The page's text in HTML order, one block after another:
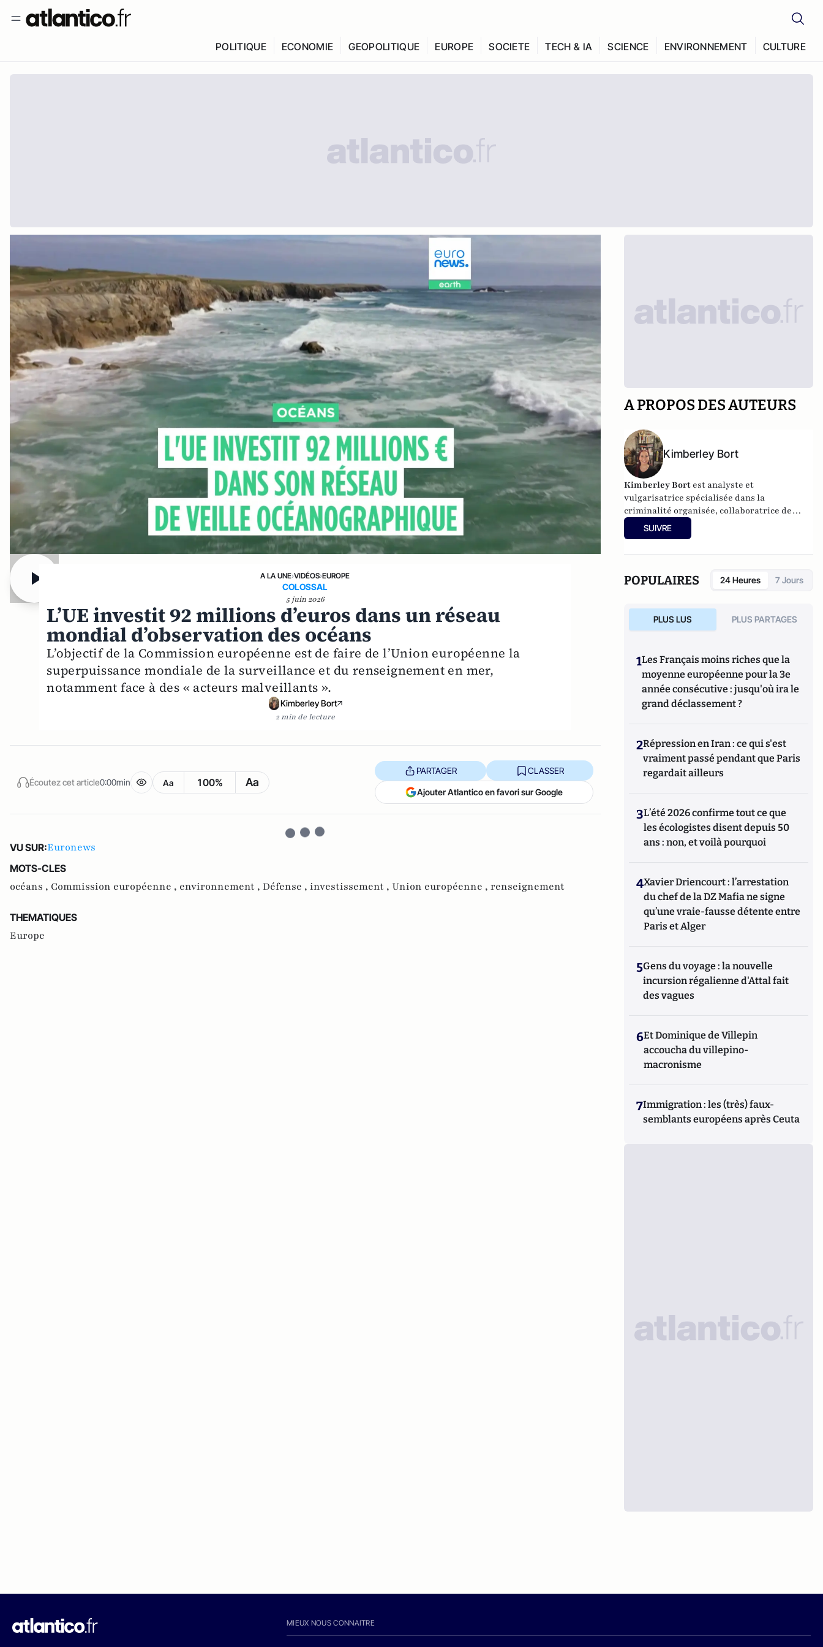
POLITIQUE ECONOMIE GEOPOLITIQUE EUROPE SOCIETE TECH & IA SCIENCE ENVIRONNEMENT CULTURE
A LA UNE›VIDÉOS›EUROPE
COLOSSAL
5 juin 2026
L’UE investit 92 millions d’euros dans un réseau
mondial d’observation des océans
L’objectif de la Commission européenne est de faire de l’Union européenne la
superpuissance mondiale de la surveillance et du renseignement en mer,
notamment face à des « acteurs malveillants ».
Kimberley Bort
2 min de lecture
Écoutez cet article0:00min Aa 100% Aa
PARTAGER CLASSER
Ajouter Atlantico en favori sur Google
VU SUR:Euronews
MOTS-CLES
océans , Commission européenne , environnement , Défense , investissement , Union européenne , renseignement
THEMATIQUES
Europe
A PROPOS DES AUTEURS
Kimberley Bort
Kimberley Bort est analyste et
vulgarisatrice spécialisée dans la
criminalité organisée, collaboratrice de
CrimOrg.com et à la tête de
Stories, un projet de contenus sur les
SUIVRE
POPULAIRES 24 Heures 7 Jours
PLUS LUS PLUS PARTAGES
1Les Français moins riches que la
moyenne européenne pour la 3e
année consécutive : jusqu'où ira le
grand déclassement ?
2Répression en Iran : ce qui s'est
vraiment passé pendant que Paris
regardait ailleurs
3L’été 2026 confirme tout ce que
les écologistes disent depuis 50
ans : non, et voilà pourquoi
4Xavier Driencourt : l’arrestation
du chef de la DZ Mafia ne signe
qu’une vraie-fausse détente entre
Paris et Alger
5Gens du voyage : la nouvelle
incursion régalienne d'Attal fait
des vagues
6Et Dominique de Villepin
accoucha du villepino-
macronisme
7Immigration : les (très) faux-
semblants européens après Ceuta
MIEUX NOUS CONNAITRE